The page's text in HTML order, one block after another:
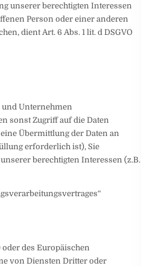
unserer berechtigten Interessen
Person oder einer anderen
dient Art. 6 Abs. 1 lit. d DSGVO
und Unternehmen
sonst Zugriff auf die Daten
Übermittlung der Daten an
erforderlich ist), Sie
berechtigten Interessen (z.B.
des Europäischen
von Diensten Dritter oder